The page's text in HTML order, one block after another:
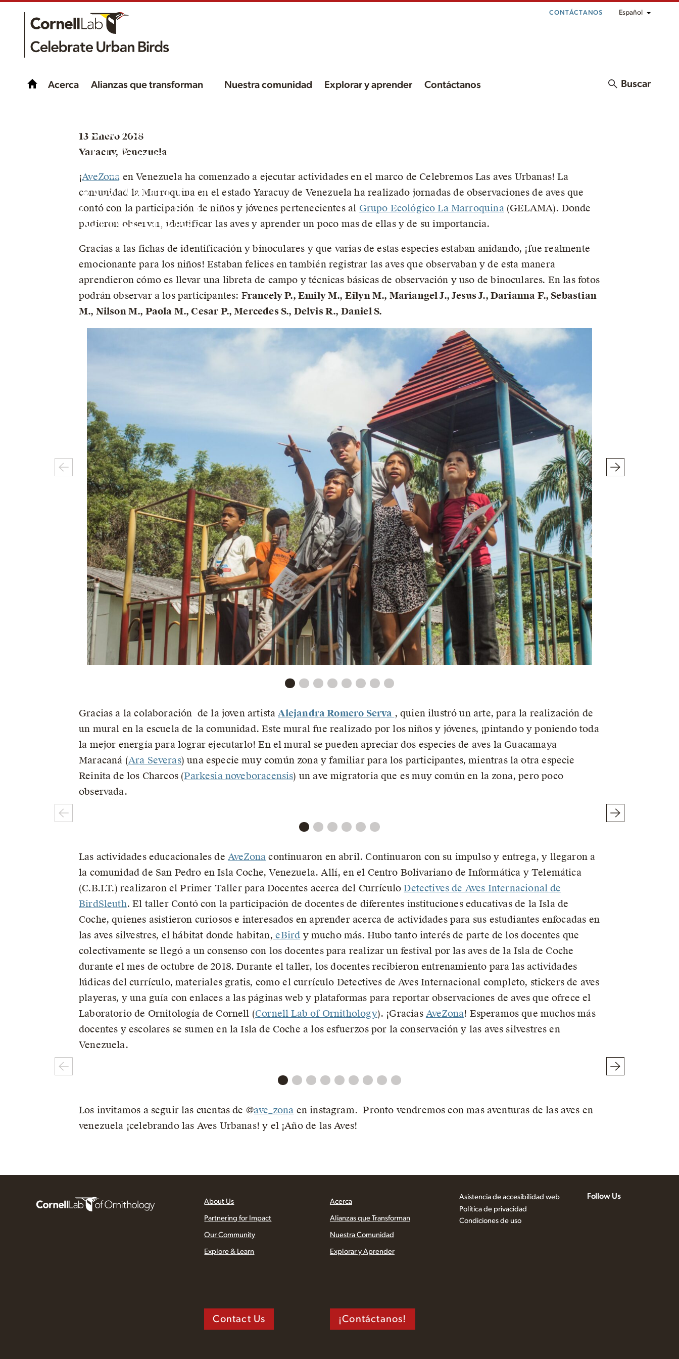
CONTÁCTANOS Español
Acerca Alianzas que transforman Nuestra comunidad Explorar y aprender Contáctanos Buscar
¡Celebrando las
Aves Urbanas con
AveZona en
Venezuela!
13 Enero 2018
Yaracuy, Venezuela
¡AveZona en Venezuela ha comenzado a ejecutar actividades en el marco de Celebremos Las aves Urbanas! La
comunidad la Marroquina en el estado Yaracuy de Venezuela ha realizado jornadas de observaciones de aves que
contó con la participación de niños y jóvenes pertenecientes al Grupo Ecológico La Marroquina(GELAMA). Donde
pudieron observar, identificar las aves y aprender un poco mas de ellas y de su importancia.
Gracias a las fichas de identificación y binoculares y que varias de estas especies estaban anidando, ¡fue realmente
emocionante para los niños! Estaban felices en también registrar las aves que observaban y de esta manera
aprendieron cómo es llevar una libreta de campo y técnicas básicas de observación y uso de binoculares. En las fotos
podrán observar a los participantes: Francely P., Emily M., Eilyn M., Mariangel J., Jesus J., Darianna F., Sebastian
M., Nilson M., Paola M., Cesar P., Mercedes S., Delvis R., Daniel S.
Gracias a la colaboración de la joven artistaAlejandra Romero Serva , quien ilustró un arte, para la realización de
un mural en la escuela de la comunidad. Este mural fue realizado por los niños y jóvenes, ¡pintando y poniendo toda
la mejor energía para lograr ejecutarlo! En el mural se pueden apreciar dos especies de aves la Guacamaya
Maracaná (Ara Severas) una especie muy común zona y familiar para los participantes, mientras la otra especie
Reinita de los Charcos (Parkesia noveboracensis) un ave migratoria que es muy común en la zona, pero poco
observada.
Las actividades educacionales de AveZona continuaron en abril. Continuaron con su impulso y entrega, y llegaron a
la comunidad de San Pedro en Isla Coche, Venezuela. Allí, en el Centro Bolivariano de Informática y Telemática
(C.B.I.T.) realizaron el Primer Taller para Docentes acerca del CurrículoDetectives de Aves Internacional de
BirdSleuth. El taller Contó con la participación de docentes de diferentes instituciones educativas de la Isla de
Coche, quienes asistieron curiosos e interesados en aprender acerca de actividades para sus estudiantes enfocadas en
las aves silvestres, el hábitat donde habitan, eBird y mucho más. Hubo tanto interés de parte de los docentes que
colectivamente se llegó a un consenso con los docentes para realizar un festival por las aves de la Isla de Coche
durante el mes de octubre de 2018. Durante el taller, los docentes recibieron entrenamiento para las actividades
lúdicas del currículo, materiales gratis, como el currículo Detectives de Aves Internacional completo, stickers de aves
playeras, y una guía con enlaces a las páginas web y plataformas para reportar observaciones de aves que ofrece el
Laboratorio de Ornitología de Cornell (Cornell Lab of Ornithology). ¡Gracias AveZona! Esperamos que muchos más
docentes y escolares se sumen en la Isla de Coche a los esfuerzos por la conservación y las aves silvestres en
Venezuela.
Los invitamos a seguir las cuentas de @ave_zona en instagram. Pronto vendremos con mas aventuras de las aves en
venezuela ¡celebrando las Aves Urbanas! y el ¡Año de las Aves!
About Us
Partnering for Impact
Our Community
Explore & Learn
Contact Us
Acerca
Alianzas que Transforman
Nuestra Comunidad
Explorar y Aprender
¡Contáctanos!
Asistencia de accesibilidad web
Política de privacidad
Condiciones de uso
Follow Us